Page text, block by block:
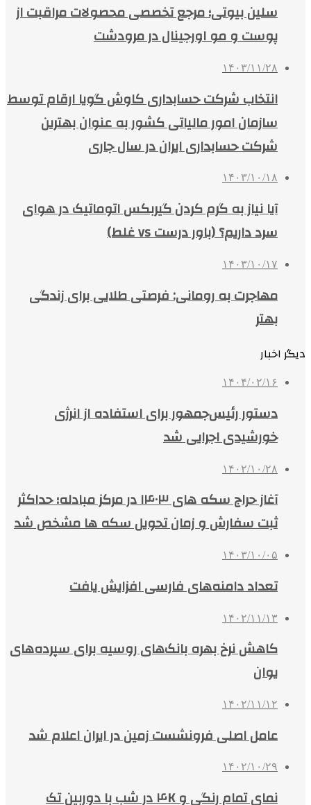
سلین بیوتی؛ مرجع تخصصی محصولات مراقبت از
پوست و مو اورجینال در مرودشت
۱۴۰۳/۱۱/۲۸
انتخاب شرکت حسابداری کاوش گویا ارقام توسط
سازمان امور مالیاتی کشور به عنوان بهترین
شرکت حسابداری ایران در سال جاری
۱۴۰۳/۱۰/۱۸
آیا نیاز به گرم کردن گیربکس اتوماتیک در هوای
سرد داریم؟ (باور درست vs غلط)
۱۴۰۳/۱۰/۱۷
مهاجرت به رومانی: فرصتی طلایی برای زندگی
بهتر
دیگر اخبار
۱۴۰۴/۰۲/۱۶
دستور رئیس‌جمهور برای استفاده از انرژی
خورشیدی اجرایی شد
۱۴۰۲/۱۰/۲۸
آغاز حراج سکه های ۱۴۰۳ در مرکز مبادله؛ حداکثر
ثبت سفارش و زمان تحویل سکه ها مشخص شد
۱۴۰۳/۱۰/۰۵
تعداد دامنه‌های فارسی افزایش یافت
۱۴۰۲/۱۱/۱۳
کاهش نرخ بهره بانک‌های روسیه برای سپرده‌های
یوان
۱۴۰۲/۱۱/۱۲
عامل اصلی فرونشست زمین در ایران اعلام شد
۱۴۰۲/۱۰/۲۹
نمای تمام رنگی و ۴K در شب با دوربین تک‌